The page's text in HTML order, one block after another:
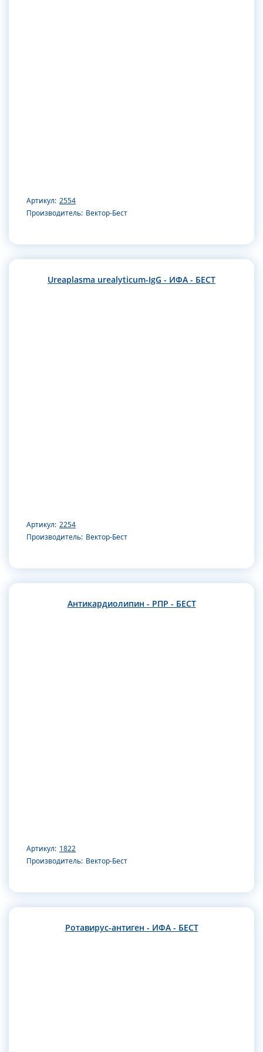
Артикул: 2554
Производитель: Вектор-Бест
Ureaplasma urealyticum-IgG - ИФА - БЕСТ
Артикул: 2254
Производитель: Вектор-Бест
Антикардиолипин - РПР - БЕСТ
Артикул: 1822
Производитель: Вектор-Бест
Ротавирус-антиген - ИФА - БЕСТ